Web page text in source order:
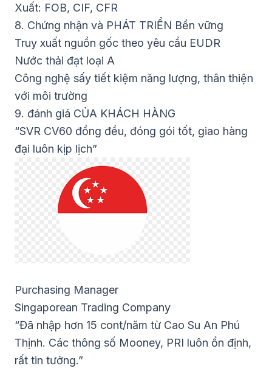
Xuất: FOB, CIF, CFR
8. Chứng nhận và PHÁT TRIỂN Bền vững
Truy xuất nguồn gốc theo yêu cầu EUDR
Nước thải đạt loại A
Công nghệ sấy tiết kiệm năng lượng, thân thiện
với môi trường
9. đánh giá CỦA KHÁCH HÀNG
“SVR CV60 đồng đều, đóng gói tốt, giao hàng
đại luôn kịp lịch”
Purchasing Manager
Singaporean Trading Company
“Đã nhập hơn 15 cont/năm từ Cao Su An Phú
Thịnh. Các thông số Mooney, PRI luôn ổn định,
rất tin tưởng.”